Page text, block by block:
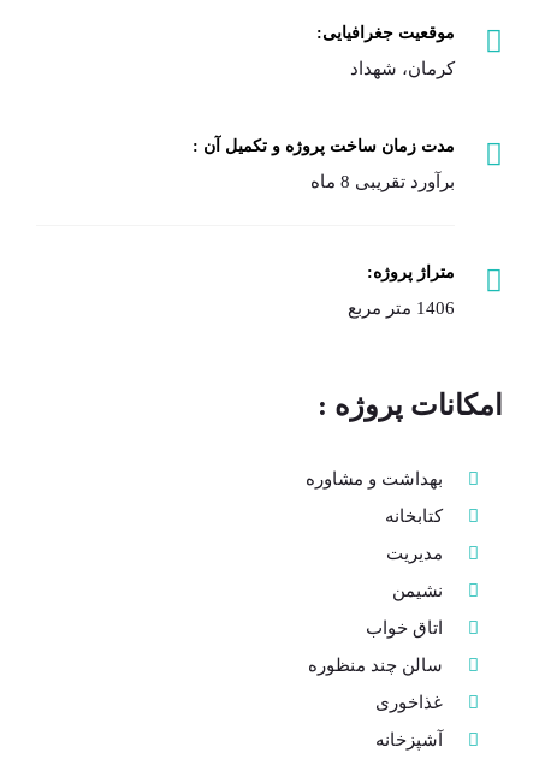
موقعیت جغرافیایی:
کرمان، شهداد
مدت زمان ساخت پروژه و تکمیل آن :
برآورد تقریبی 8 ماه
متراژ پروژه:
1406 متر مربع
امکانات پروژه :
بهداشت و مشاوره
کتابخانه
مدیریت
نشیمن
اتاق خواب
سالن چند منظوره
غذاخوری
آشپزخانه